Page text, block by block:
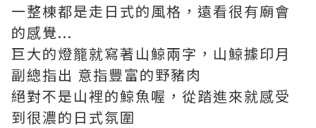
一整棟都是走日式的風格，遠看很有廟會
的感覺...
巨大的燈籠就寫著山鯨兩字，山鯨據印月
副總指出 意指豐富的野豬肉
絕對不是山裡的鯨魚喔，從踏進來就感受
到很濃的日式氛圍